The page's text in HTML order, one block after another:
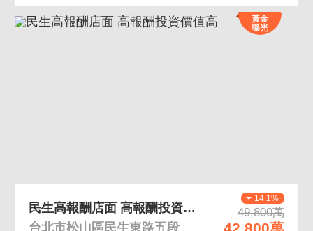
黃金
曝光
14.1%
49,800萬
民生高報酬店面 高報酬投資價值高
台北市松山區民生東路五段